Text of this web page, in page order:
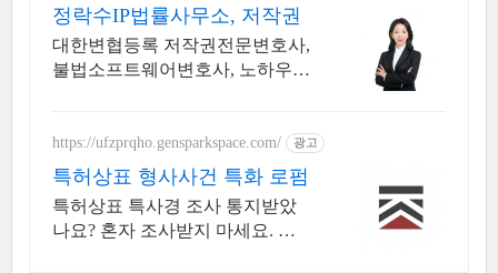
정락수IP법률사무소, 저작권
대한변협등록 저작권전문변호사,
불법소프트웨어변호사, 노하우와
https://ufzprqho.gensparkspace.com/ 광고
특허상표 형사사건 특화 로펌
특허상표 특사경 조사 통지받았
나요? 혼자 조사받지 마세요. 압